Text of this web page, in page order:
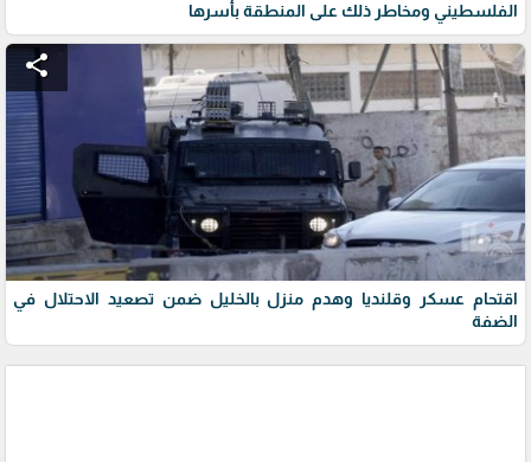
الفلسطيني ومخاطر ذلك على المنطقة بأسرها
share
اقتحام عسكر وقلنديا وهدم منزل بالخليل ضمن تصعيد الاحتلال في
الضفة